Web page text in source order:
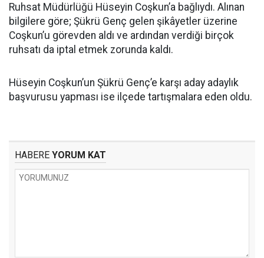
Ruhsat Müdürlüğü Hüseyin Coşkun’a bağlıydı. Alınan
bilgilere göre; Şükrü Genç gelen şikâyetler üzerine
Coşkun’u görevden aldı ve ardından verdiği birçok
ruhsatı da iptal etmek zorunda kaldı.
Hüseyin Coşkun’un Şükrü Genç’e karşı aday adaylık
başvurusu yapması ise ilçede tartışmalara eden oldu.
HABERE YORUM KAT